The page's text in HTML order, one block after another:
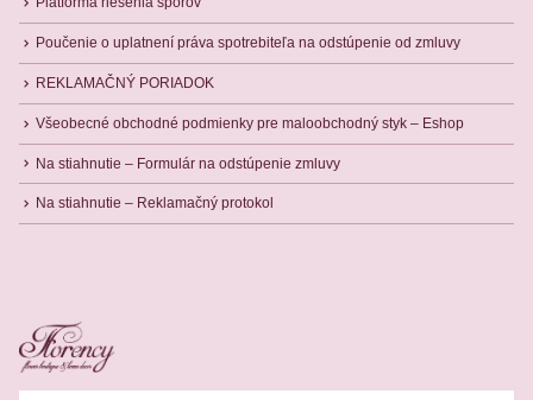
Poučenie o uplatnení práva spotrebiteľa na odstúpenie od zmluvy
REKLAMAČNÝ PORIADOK
Všeobecné obchodné podmienky pre maloobchodný styk – Eshop
Na stiahnutie – Formulár na odstúpenie zmluvy
Na stiahnutie – Reklamačný protokol